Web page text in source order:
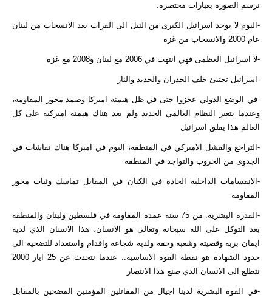
نرسم الصورة بعبارات مختصرة:
-اليوم لا يوجد اسرائيل الكبرى من النيل الى الفرات بعد الانسحاب من لبنان
عام 2000 والانسحاب من غزة
-لا اسرائيل العظمى فهي انتهت في 2006 مع لبنان و2008 مع غزة
-اسرائيل تختبئ خلف الجدران والحديد والنار
-في الوضع الدولي عجزوا حتى في ظل هيمنة اميركا وصمد محور المقاومة،
وعندما يتغير النظام العالمي الجديد ولم يعد هناك هيمنة اميركية على كل
العالم هذا يقلق اسرائيل
-التراجع والفشل الاميركي في المنطقة، اليوم في اميركا هناك نقاشات في
الجدوى من الحروب والتواجد في المنطقة
-الانقسامات الداخلية الحادة في الكيان في المقابل تماسك وثبات محور
المقاومة
-القدرة البشرية: من 75 سنة عمدة المقاومة في فلسطين ولبنان والمنطقة
بعد التوكل على الله سبحانه وتعالى هو الانسان، هذا الانسان الذي لديه
ايمان بربه وقضيته وشعبه وحقه ولديه شجاعة واقدام واستعداد للتضحية الى
حدود الشهادة هو نقطة القوة الاساسية.. عندما نتحدث عن 25 ايار 2000
نتطلع الى الانسان الذي صنع هذا الانتصار
-في القوة البشرية لدينا اجيال من المقاتلين المؤمنين المضحين بالمقابل